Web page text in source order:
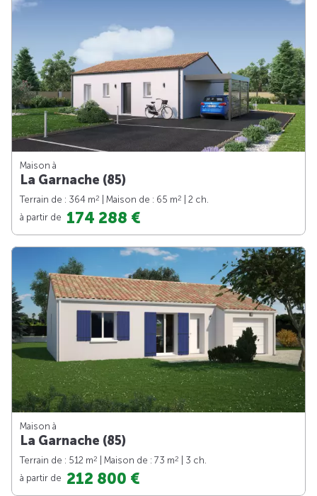
Maison à
La Garnache (85)
Terrain de : 364 m2 | Maison de : 65 m2
| 2 ch.
à partir de 174 288 €
Maison à
La Garnache (85)
Terrain de : 512 m2 | Maison de : 73 m2
| 3 ch.
à partir de 212 800 €